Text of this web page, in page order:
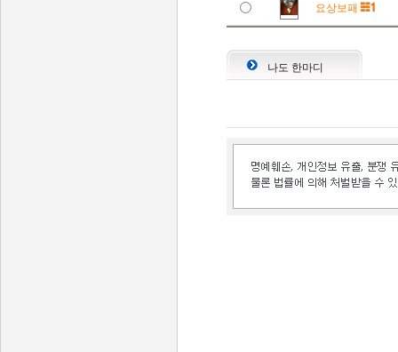
요상보패
나도 한마디